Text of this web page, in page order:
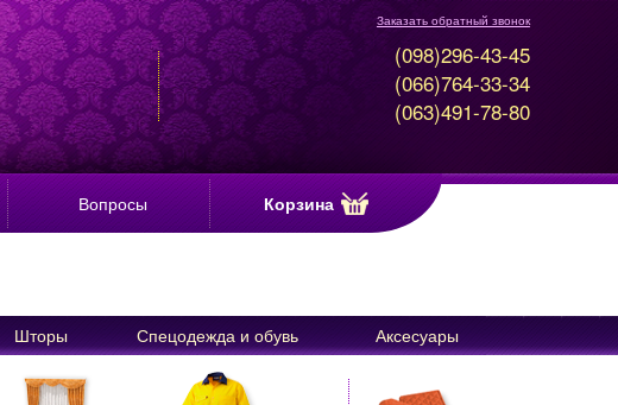
Заказать обратный звонок
(098)296-43-45
(066)764-33-34
(063)491-78-80
Вопросы Корзина
Шторы Спецодежда и обувь Аксесуары